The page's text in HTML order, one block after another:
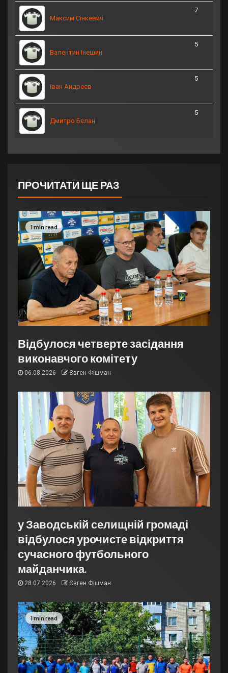
Максим Сінкевич
7
Валентин Інешин
5
Іван Андреєв
5
Дмитро Бєлан
5
ПРОЧИТАТИ ЩЕ РАЗ
1 min read
Відбулося четверте засідання
виконавчого комітету
06.08.2026 Євген Фішман
у Заводській селищній громаді
відбулося урочисте відкриття
сучасного футбольного
майданчика.
28.07.2026 Євген Фішман
1 min read